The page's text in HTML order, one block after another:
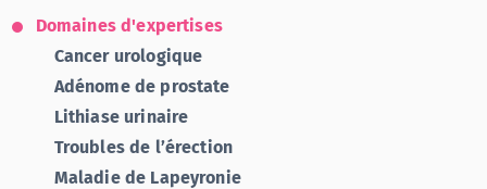
Domaines d'expertises
Cancer urologique
Adénome de prostate
Lithiase urinaire
Troubles de l’érection
Maladie de Lapeyronie